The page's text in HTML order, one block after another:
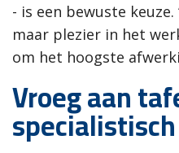
- is een bewuste
maar plezier in het
om het hoogste
Vroeg aan